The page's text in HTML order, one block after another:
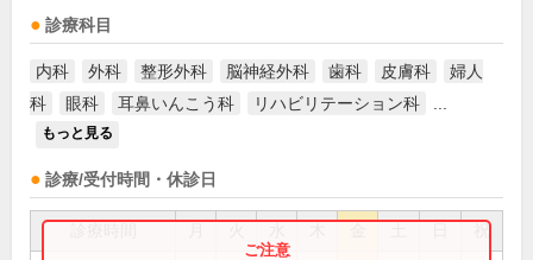
診療科目
内科 外科 整形外科 脳神経外科 歯科 皮膚科
婦人
科
眼科 耳鼻いんこう科 リハビリテーション科
もっと見る
診療/受付時間・休診日
祝